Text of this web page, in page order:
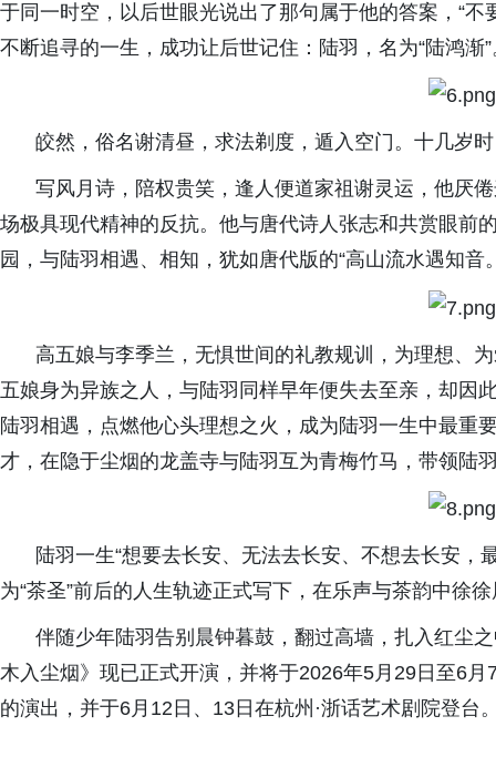
于同一时空，以后世眼光说出了那句属于他的答案，“
不断追寻的一生，成功让后世记住：陆羽，名为“陆鸿渐”
皎然，俗名谢清昼，求法剃度，遁入空门。十几岁
写风月诗，陪权贵笑，逢人便道家祖谢灵运，他厌
场极具现代精神的反抗。他与唐代诗人张志和共赏眼前
园，与陆羽相遇、相知，犹如唐代版的“高山流水遇知音
高五娘与李季兰，无惧世间的礼教规训，为理想、
五娘身为异族之人，与陆羽同样早年便失去至亲，却因
陆羽相遇，点燃他心头理想之火，成为陆羽一生中最重
才，在隐于尘烟的龙盖寺与陆羽互为青梅竹马，带领陆
陆羽一生“想要去长安、无法去长安、不想去长安
为“茶圣”前后的人生轨迹正式写下，在乐声与茶韵中徐
伴随少年陆羽告别晨钟暮鼓，翻过高墙，扎入红尘
木入尘烟》 现已正式开演，并将于2026年5月29日至6 月
的演出，并于6月12日、13日在杭州·浙话艺术剧院登台